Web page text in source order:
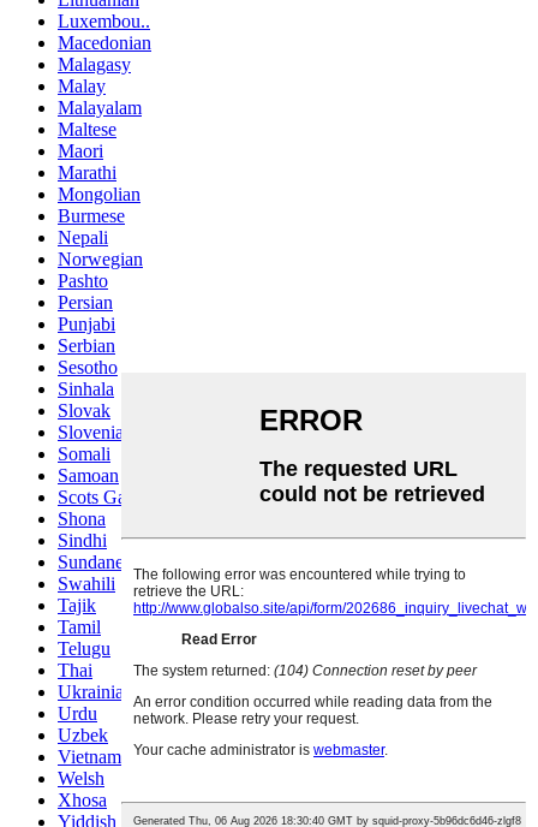
Luxembou..
Macedonian
Malagasy
Malay
Malayalam
Maltese
Maori
Marathi
Mongolian
Burmese
Nepali
Norwegian
Pashto
Persian
Punjabi
Serbian
Sesotho
Sinhala
Slovak
Slovenian
Somali
Samoan
Scots Gaelic
Shona
Sindhi
Sundanese
Swahili
Tajik
Tamil
Telugu
Thai
Ukrainian
Urdu
Uzbek
Vietnamese
Welsh
Xhosa
Yiddish